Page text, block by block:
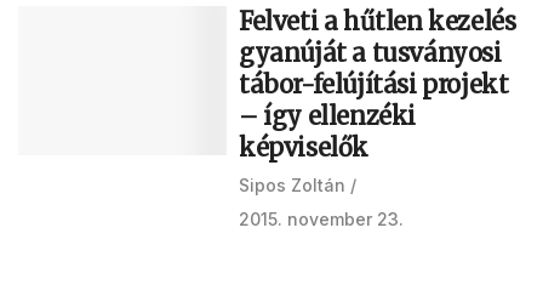
Felveti a hűtlen kezelés
gyanúját a tusványosi
tábor-felújítási projekt
– így ellenzéki
képviselők
Sipos Zoltán
2015. november 23.